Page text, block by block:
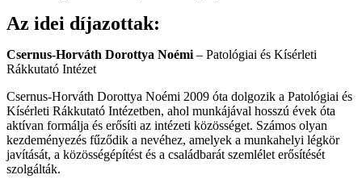
Az idei díjazottak:
Csernus-Horváth Dorottya Noémi – Patológiai és Kísérleti
Rákkutató Intézet
Csernus-Horváth Dorottya Noémi 2009 óta dolgozik a Patológiai és
Kísérleti Rákkutató Intézetben, ahol munkájával hosszú évek óta
aktívan formálja és erősíti az intézeti közösséget. Számos olyan
kezdeményezés fűződik a nevéhez, amelyek a munkahelyi légkör
javítását, a közösségépítést és a családbarát szemlélet erősítését
szolgálták.